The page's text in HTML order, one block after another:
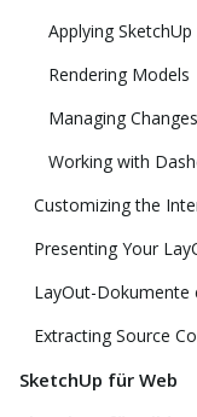
Applying SketchUp
Rendering Models
Managing
Working with
Customizing the
Presenting Your
LayOut-Dokumente
Extracting Source
SketchUp für Web